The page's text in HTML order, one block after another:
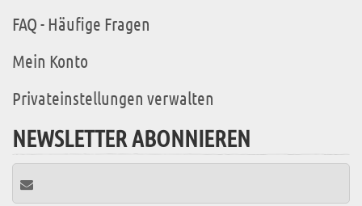
FAQ - Häufige Fragen
Mein Konto
Privateinstellungen verwalten
NEWSLETTER ABONNIEREN